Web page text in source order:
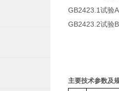
GB2423.1试验
GB2423.2试验
主要技术参数及